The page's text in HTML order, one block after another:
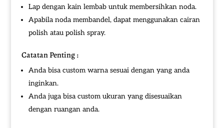
Lap dengan kain lembab untuk membersihkan noda.
Apabila noda membandel, dapat menggunakan cairan
polish atau polish spray.
Catatan Penting :
Anda bisa custom warna sesuai dengan yang anda
inginkan.
Anda juga bisa custom ukuran yang disesuaikan
dengan ruangan anda.